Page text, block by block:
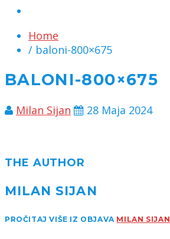
Home
/ baloni-800×675
BALONI-800×675
Milan Sijan 28 Maja 2024
THE AUTHOR
MILAN SIJAN
PROČITAJ VIŠE IZ OBJAVA MILAN SIJAN